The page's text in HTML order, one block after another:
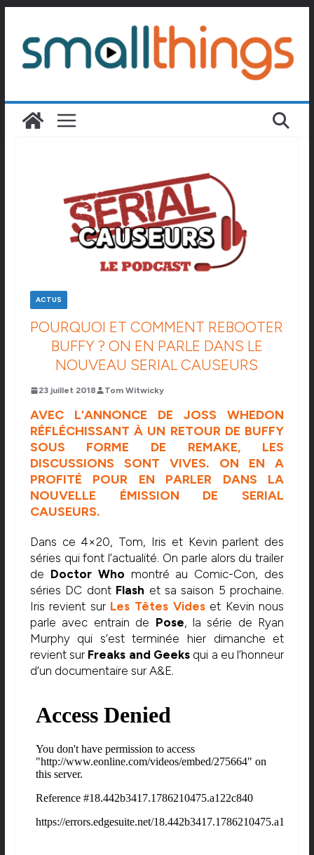
contenu
ACTUS
POURQUOI ET COMMENT REBOOTER
BUFFY ? ON EN PARLE DANS LE
NOUVEAU SERIAL CAUSEURS
23 juillet 2018 Tom Witwicky
AVEC L’ANNONCE DE JOSS WHEDON
RÉFLÉCHISSANT À UN RETOUR DE BUFFY
SOUS FORME DE REMAKE, LES
DISCUSSIONS SONT VIVES. ON EN A
PROFITÉ POUR EN PARLER DANS LA
NOUVELLE ÉMISSION DE SERIAL
CAUSEURS.
Dans ce 4×20, Tom, Iris et Kevin parlent des
séries qui font l’actualité. On parle alors du trailer
de Doctor Who montré au Comic-Con, des
séries DC dont Flash et sa saison 5 prochaine.
Iris revient sur Les Têtes Videset Kevin nous
parle avec entrain de Pose, la série de Ryan
Murphy qui s’est terminée hier dimanche et
revient sur Freaks and Geeks qui a eu l’honneur
d’un documentaire sur A&E.